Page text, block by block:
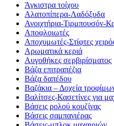
Άγκιστρα τοίχου
Αλατοπίπερα-Λαδόξυδα
Ανοιχτήρια-Τιρμπουσόν-
Αποφλοιωτές
Αποχυμωτές-Στίφτες
Αρωματικά κεριά
Αυγοθήκες σερβιρίσματος
Βάζα επιτραπέζια
Βάζα δαπέδου
Βαζάκια – Δοχεία
Βαλίτσες-Κασετίνες για
Βάσεις ρολού κουζίνας
Βάσεις σαμπανιέρας